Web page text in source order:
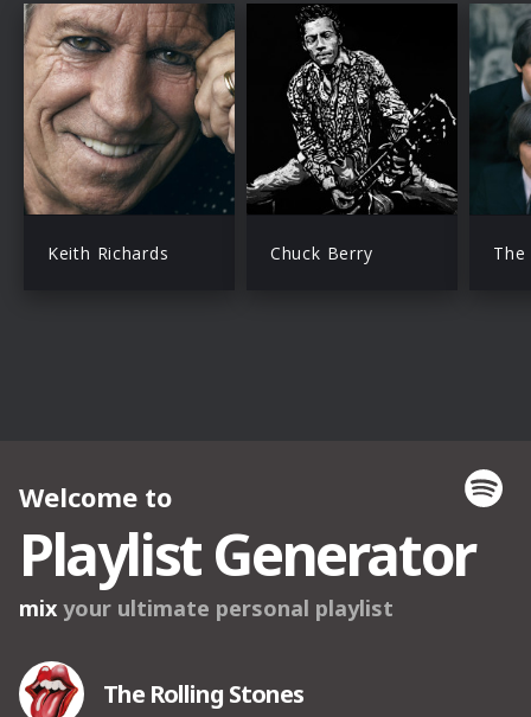
Keith Richards Chuck Berry